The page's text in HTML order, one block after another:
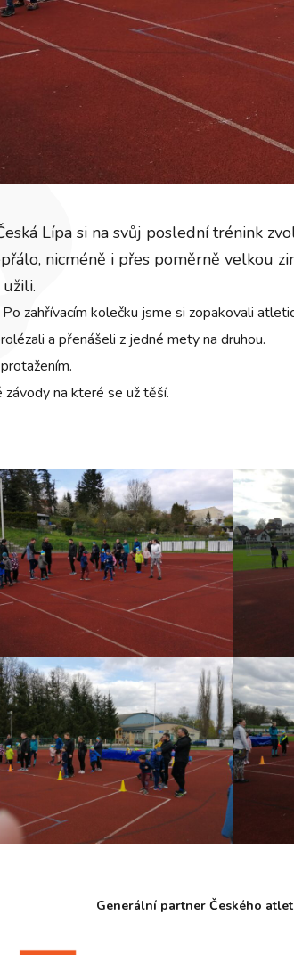
Lípa si na svůj poslední trénink
nicméně i přes poměrně velkou
zahřívacím kolečku jsme si zopakovali
a přenášeli z jedné mety na druhou.
na které se už těší.
Generální partner Českého